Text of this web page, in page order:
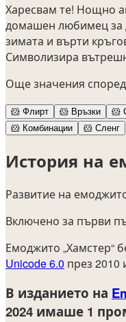
Харесвам те! Нощно
домашен любимец за
зимата и върти
Символизира
Още значения според
🐹 Флирт 🐹 Връзки 🐹
🐹 Комбинации 🐹 Сленг
История на
Развитие на
Включено за първи
Емоджито „Хамстер“
Unicode 6.0 през 2010
В изданието на
2024 имаше 1